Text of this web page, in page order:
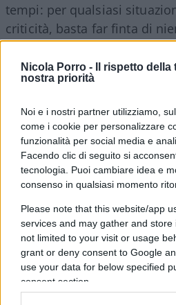
Nicola Porro -
Il rispetto
nostra priorità
Noi e i nostri partner utilizziamo,
come i cookie per personalizzare
funzionalità per social media e
Facendo clic di seguito si
tecnologia. Puoi cambiare idea e
consenso in qualsiasi momento
Please note that this website/app
services and may gather and
not limited to your visit or usage
grant or deny consent to Google
use your data for below specified
consent section.
tempi: per qualsiasi
criticità, basta far finta di
passa sempre.
Come diceva il sindaco
città pericolosa, è solo
strumentalizzazioni, siete
era distratto a tirar su
falciano e lasciano a morire
sull’asfalto una pensionata
opere sociali. Anche
vergogni chi specula, gli
non vanno smantellati ma
l’altro svolgono un sacco di
politica,i rom bisogna